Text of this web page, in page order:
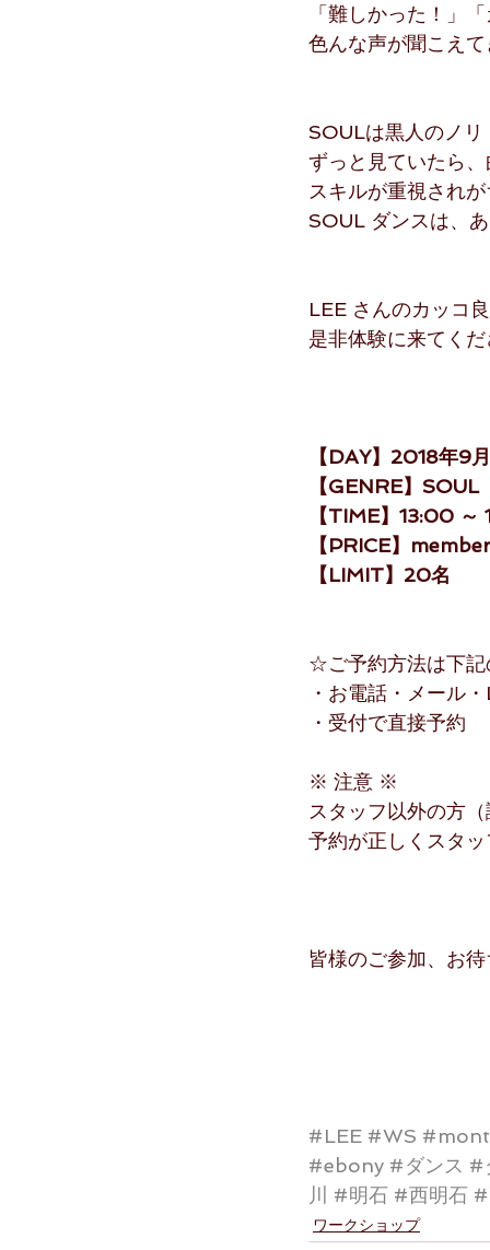
「難しかった！」
色んな声が聞こえ
SOULは黒人のノリ
ずっと見ていたら
スキルが重視され
SOUL ダンスは、
LEE さんのカッコ
是非体験に来てく
【DAY】2018年9
【GENRE】SOUL
【TIME】13:00 ～
【PRICE】
【LIMIT】20名
☆ご予約方法は下記
・お電話・メール
・受付で直接予約
※ 注意 ※
スタッフ以外の方
予約が正しくスタ
皆様のご参加、お
#LEE #WS
#ebony #ダンス #
川
#明石 #西明石
ワークショップ